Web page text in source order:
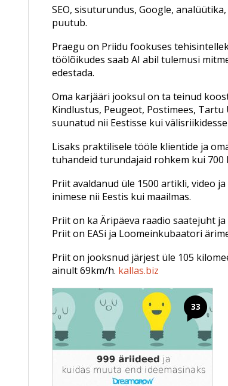
SEO, sisuturundus, Google, analüütika,
puutub.
Praegu on Priidu fookuses
töölõikudes saab AI abil tulemusi
edestada.
Oma karjääri jooksul on ta teinud
Kindlustus, Peugeot, Postimees,
suunatud nii Eestisse kui
Lisaks praktilisele tööle klientide ja
tuhandeid turundajaid rohkem kui
Priit avaldanud üle 1500 artikli, video
inimese nii Eestis kui maailmas.
Priit on ka Äripäeva raadio saatejuht
Priit on EASi ja Loomeinkubaatori
Priit on jooksnud järjest üle 105
ainult 69km/h. kallas.biz
33